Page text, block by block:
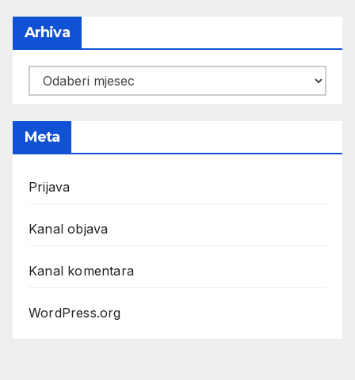
Arhiva
Arhiva
Meta
Prijava
Kanal objava
Kanal komentara
WordPress.org